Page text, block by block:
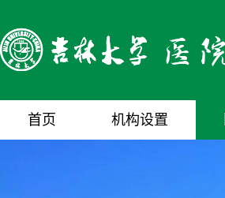
首页 机构设置